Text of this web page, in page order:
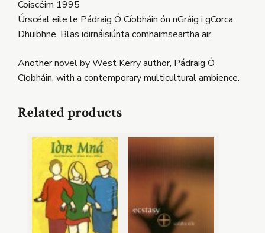
Coiscéim 1995
Úrscéal eile le Pádraig Ó Cíobháin ón nGráig i gCorca
Dhuibhne. Blas idirnáisiúnta comhaimseartha air.
Another novel by West Kerry author, Pádraig Ó
Cíobháin, with a contemporary multicultural ambience.
Related products